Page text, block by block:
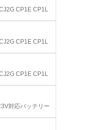
CP1E CP1L
CP1E CP1L
CP1E CP1L
対応バッテリー